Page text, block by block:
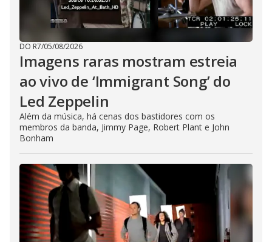
DO R7/05/08/2026
Imagens raras mostram estreia
ao vivo de ‘Immigrant Song’ do
Led Zeppelin
Além da música, há cenas dos bastidores com os
membros da banda, Jimmy Page, Robert Plant e John
Bonham